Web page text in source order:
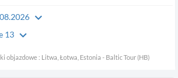
keyboard_arrow_down
13 keyboard_arrow_down
objazdowe : Litwa, Łotwa, Estonia - Baltic Tour (HB)